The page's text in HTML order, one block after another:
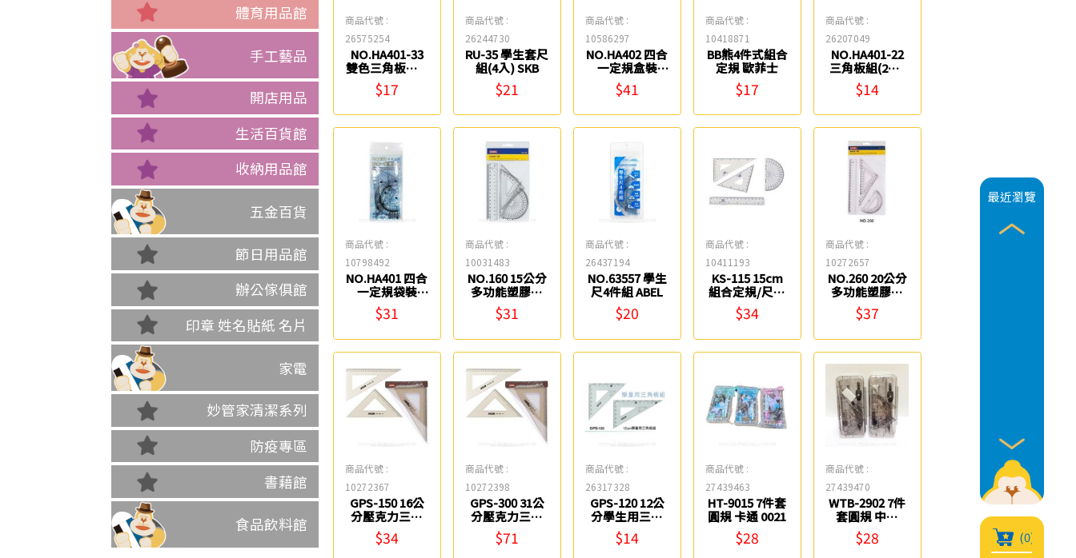
最近瀏覽
(0)
體育用品館
手工藝品
開店用品
生活百貨館
收納用品館
五金百貨
節日用品館
辦公傢俱館
印章 姓名貼紙 名片
家電
妙管家清潔系列
防疫專區
書藉館
食品飲料館
商品代號 :
26575254
NO.HA401-33
雙色三角板組(2
入) W.I.P
$17
商品代號 :
26244730
RU-35 學生套尺
組(4入) SKB
$21
商品代號 :
10586297
NO.HA402 四合
一定規盒裝
W.I.P
$41
商品代號 :
10418871
BB熊4件式組合
定規 歐菲士
$17
商品代號 :
26207049
NO.HA401-22
三角板組(2入)
W.I.P
$14
商品代號 :
10798492
NO.HA401 四合
一定規袋裝
W.I.P
$31
商品代號 :
10031483
NO.160 15公分
多功能塑膠尺
組 COX
$31
商品代號 :
26437194
NO.63557 學生
尺4件組 ABEL
$20
商品代號 :
10411193
KS-115 15cm
組合定規/尺組
Life
$34
商品代號 :
10272657
NO.260 20公分
多功能塑膠尺
組 COX
$37
商品代號 :
10272367
GPS-150 16公
分壓克力三角
板尺組 COX
$34
商品代號 :
10272398
GPS-300 31公
分壓克力三角
板尺組 COX
$71
商品代號 :
26317328
GPS-120 12公
分學生用三角
板組 COX
$14
商品代號 :
27439463
HT-9015 7件套
圓規 卡通 0021
$28
商品代號 :
27439470
WTB-2902 7件
套圓規 中性
0021
$28